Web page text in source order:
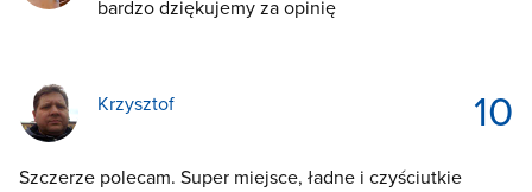
bardzo dziękujemy za opinię
10
Krzysztof
Szczerze polecam. Super miejsce, ładne i czyściutkie